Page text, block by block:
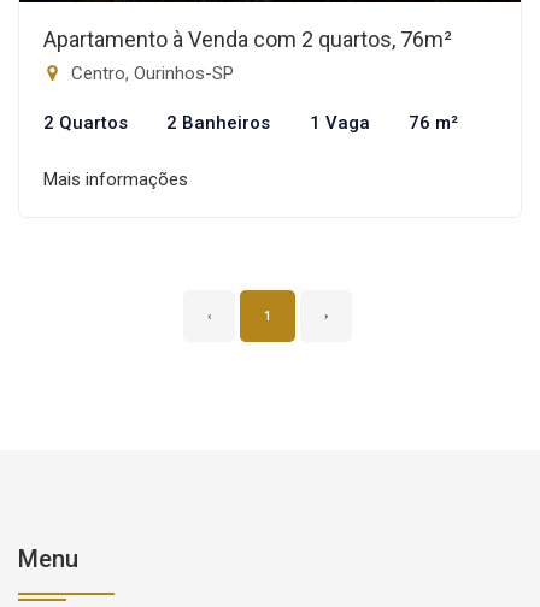
Apartamento à Venda com 2 quartos, 76m²
Centro, Ourinhos-SP
2 Quartos 2 Banheiros 1 Vaga 76 m²
Mais informações
‹ 1 ›
Menu